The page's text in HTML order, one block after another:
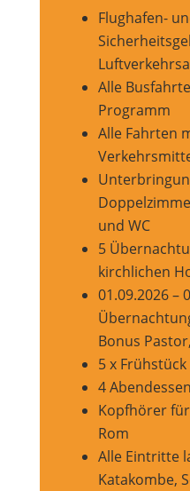
Flughafen-
Alle
Programm
Alle Fahrten
und WC
5
kirchlichen
01.09.2026 –
Bonus
5 x Frühstück
4
Kopfhörer
Rom
Alle Eintritte
Katakombe,